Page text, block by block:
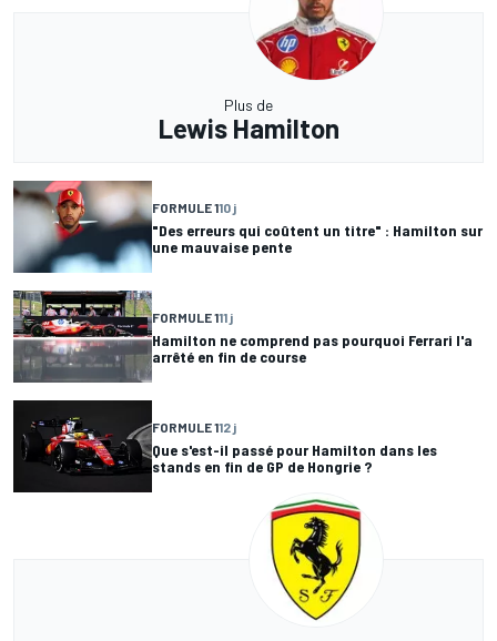
Plus de
Lewis Hamilton
FORMULE 110 j
"Des erreurs qui coûtent un titre" : Hamilton sur
une mauvaise pente
FORMULE 111 j
Hamilton ne comprend pas pourquoi Ferrari l'a
arrêté en fin de course
FORMULE 112 j
Que s'est-il passé pour Hamilton dans les
stands en fin de GP de Hongrie ?